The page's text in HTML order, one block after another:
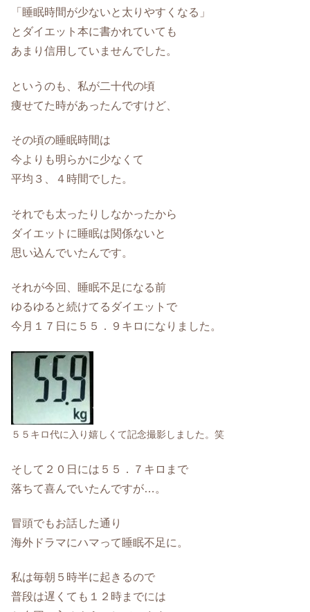
「睡眠時間が少ないと太りやすくなる」
とダイエット本に書かれていても
あまり信用していませんでした。
というのも、私が二十代の頃
痩せてた時があったんですけど、
その頃の睡眠時間は
今よりも明らかに少なくて
平均３、４時間でした。
それでも太ったりしなかったから
ダイエットに睡眠は関係ないと
思い込んでいたんです。
それが今回、睡眠不足になる前
ゆるゆると続けてるダイエットで
今月１７日に５５．９キロになりました。
５５キロ代に入り嬉しくて記念撮影しました。笑
そして２０日には５５．７キロまで
落ちて喜んでいたんですが…。
冒頭でもお話した通り
海外ドラマにハマって睡眠不足に。
私は毎朝５時半に起きるので
普段は遅くても１２時までには